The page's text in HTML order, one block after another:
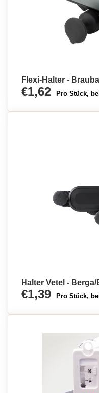
Flexi-Halter -
€1,62 Pro Stück,
Halter Vetel -
€1,39 Pro Stück,